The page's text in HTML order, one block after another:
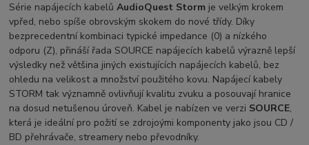
Série napájecích kabelůAudioQuest Storm je velkým krokem
vpřed, nebo spíše obrovským skokem do nové třídy. Díky
bezprecedentní kombinaci typické impedance (0) a nízkého
odporu (Z), přináší řada SOURCE napájecích kabelů výrazně lepší
výsledky než většina jiných existujících napájecích kabelů, bez
ohledu na velikost a množství použitého kovu. Napájecí kabely
STORM tak významně ovlivňují kvalitu zvuku a posouvají hranice
na dosud netušenou úroveň. Kabel je nabízen ve verzi SOURCE,
která je ideální pro požití se zdrojoými komponenty jako jsou CD /
BD přehrávače, streamery nebo převodníky.